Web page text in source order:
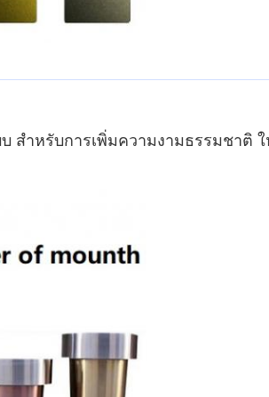
สําหรับการเพิ่มความงามธรรมชาติ